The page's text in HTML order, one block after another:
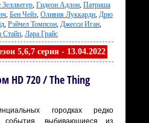
Зеллвегер, Гидеон Адлон, Патриша
, Бен Чейз, Оливия Луккарди, Дрю
, Рэйчел Томпсон, Джесси Иган,
Стайп, Лара Грайс
5,6,7 серия - 13.04.2022
HD 720 / The Thing
городках редко